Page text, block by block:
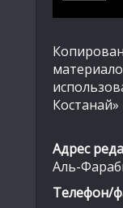
Адрес
Аль-
Телефон/